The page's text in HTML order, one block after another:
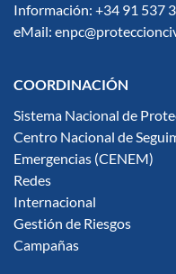
Información: +34 91 537
eMail:
COORDINACIÓN
Sistema Nacional de
Centro Nacional de
Emergencias (CENEM)
Redes
Internacional
Gestión de Riesgos
Campañas